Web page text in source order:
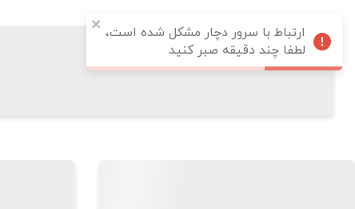
ارتباط با سرور دچار مشکل شده است،
لطفا چند دقیقه صبر کنید